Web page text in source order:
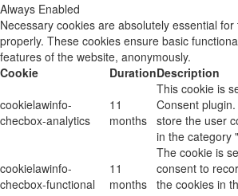
Always Enabled
Necessary cookies are absolutely essential
properly. These cookies ensure basic
features of the website, anonymously.
Cookie
DurationDescription
cookielawinfo-
checbox-analytics
11
months
This cookie is
Consent
store the user
in the category
cookielawinfo-
checbox-functional
11
months
The cookie is
consent to
the cookies in